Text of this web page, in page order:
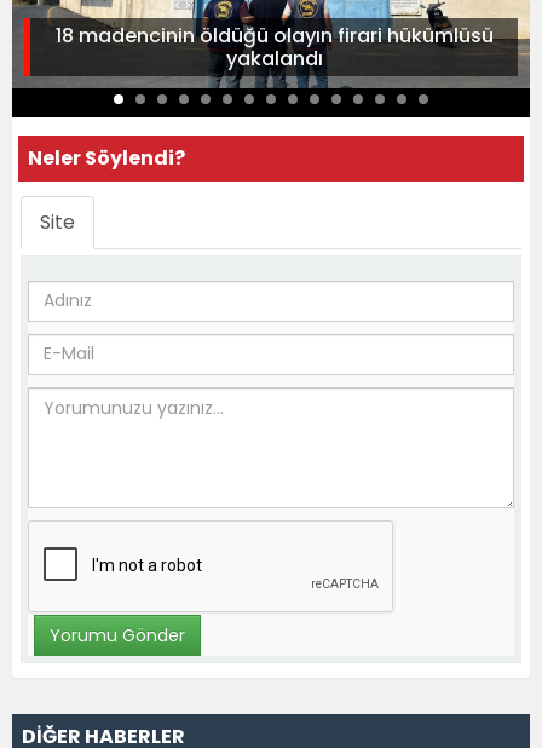
18 madencinin öldüğü olayın firari hükümlüsü
yakalandı
Neler Söylendi?
Site
DİĞER HABERLER